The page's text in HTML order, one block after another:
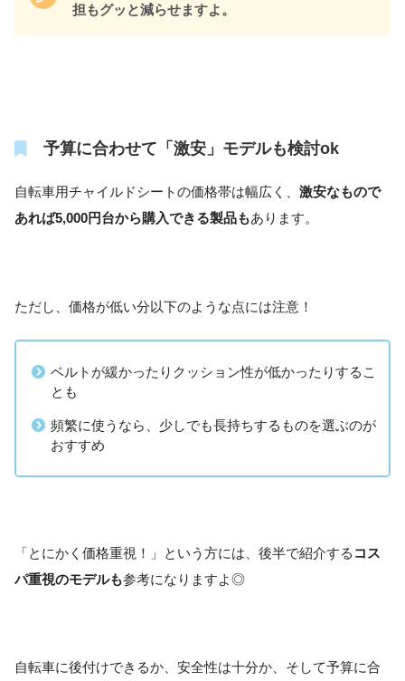
担もグッと減らせますよ。
予算に合わせて「激安」モデルも検討ok
自転車用チャイルドシートの価格帯は幅広く、 激安なもので
あれば5,000円台から購入できる製品もあります。
ただし、価格が低い分以下のような点には注意！
ベルトが緩かったりクッション性が低かったりするこ
とも
頻繁に使うなら、少しでも長持ちするものを選ぶのが
おすすめ
「とにかく価格重視！」という方には、後半で紹介する コス
パ重視のモデルも参考になりますよ◎
自転車に後付けできるか、安全性は十分か、そして予算に合